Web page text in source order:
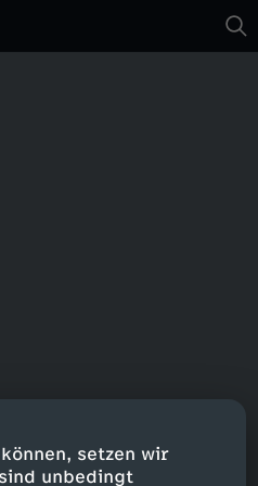
setzen wir
unbedingt